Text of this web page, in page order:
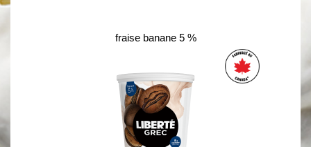
fraise banane 5 %